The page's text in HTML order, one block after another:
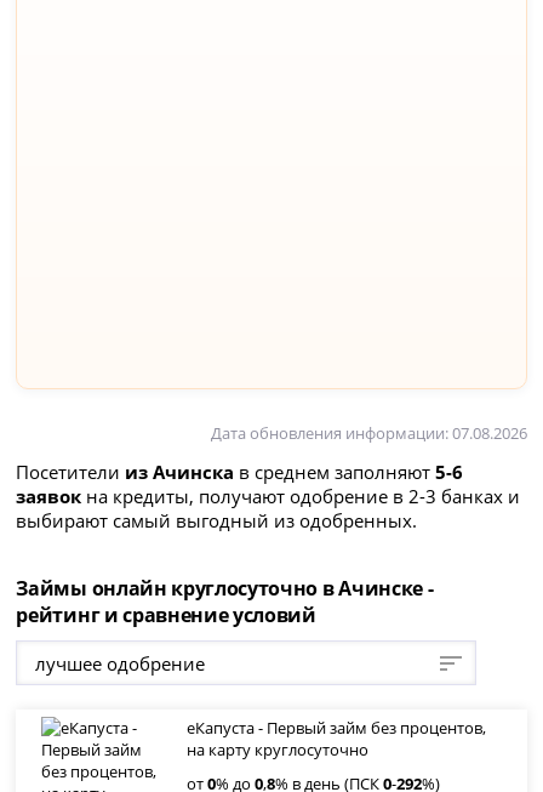
Дата обновления информации: 07.08.2026
Посетители из Ачинска в среднем заполняют5-6
заявок на кредиты, получают одобрение в 2-3 банках и
выбирают самый выгодный из одобренных.
Займы онлайн круглосуточно в Ачинске -
рейтинг и сравнение условий
лучшее одобрение
еКапуста - Первый займ без процентов,
на карту круглосуточно
от0% до0,8% в день (ПСК0-292%)